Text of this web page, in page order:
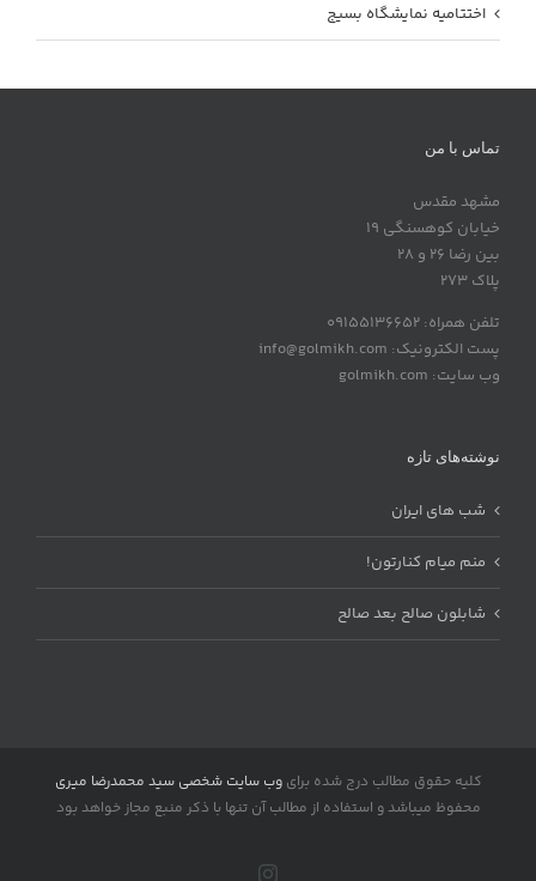
اختتامیه نمایشگاه بسیج
تماس با من
مشهد مقدس
خیابان کوهسنگی 19
بین رضا 26 و 28
پلاک 273
تلفن همراه: 09155136652
پست الکترونیک: info@golmikh.com
وب سایت: golmikh.com
نوشته‌های تازه
شب های ایران
منم میام کنارتون!
شابلون صالح بعد صالح
کلیه حقوق مطالب درج شده برایوب سایت شخصی سید محمدرضا میری
محفوظ میباشد و استفاده از مطالب آن تنها با ذکر منبع مجاز خواهد بود
Instagram